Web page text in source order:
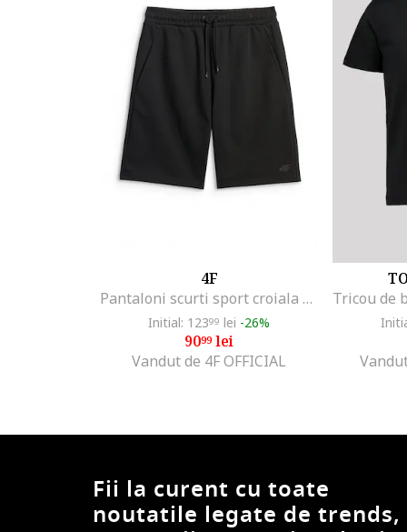
Scotch & Soda
Sofiaman
Stance
Strellson
THE DUDES
Tom Tailor
Tommy Hilfiger
Tommy Jeans
4F
Pantaloni scurti sport croiala regular, talie ajustabila, 2 buzunare, negru, material usor
Initial: 12399 lei -26%
9099lei
Vandut de 4F OFFICIAL
Fii la curent cu toate
noutatile legate de trends,